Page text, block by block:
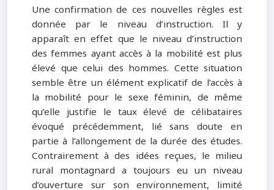
Une confirmation de ces nouvelles règles est
donnée par le niveau d’instruction. Il y
apparaît en effet que le niveau d’instruction
des femmes ayant accès à la mobilité est plus
élevé que celui des hommes. Cette situation
semble être un élément explicatif de l’accès à
la mobilité pour le sexe féminin, de même
qu’elle justifie le taux élevé de célibataires
évoqué précédemment, lié sans doute en
partie à l’allongement de la durée des études.
Contrairement à des idées reçues, le milieu
rural montagnard a toujours eu un niveau
d’ouverture sur son environnement, limité